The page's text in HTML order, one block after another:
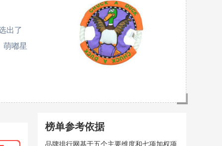
出了
萌嘟星
榜单参考依据
品牌排行网基于五个主要维度和七项加权项